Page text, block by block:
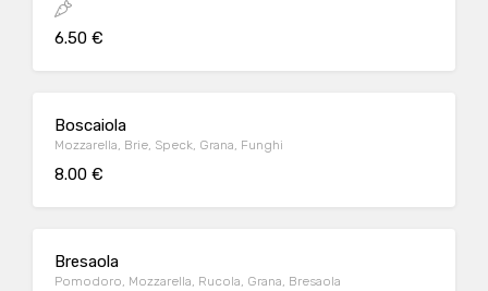
6.50 €
Boscaiola
Mozzarella, Brie, Speck, Grana, Funghi
8.00 €
Bresaola
Pomodoro, Mozzarella, Rucola, Grana, Bresaola